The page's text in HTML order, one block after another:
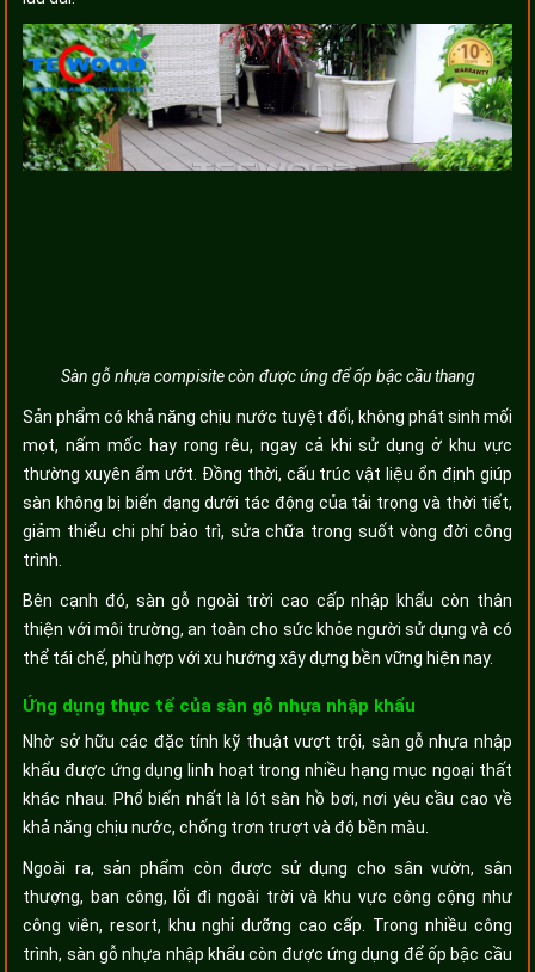
Sàn gỗ nhựa compisite còn được ứng để ốp bậc cầu thang
Sản phẩm có khả năng chịu nước tuyệt đối, không phát sinh mối
mọt, nấm mốc hay rong rêu, ngay cả khi sử dụng ở khu vực
thường xuyên ẩm ướt. Đồng thời, cấu trúc vật liệu ổn định giúp
sàn không bị biến dạng dưới tác động của tải trọng và thời tiết,
giảm thiểu chi phí bảo trì, sửa chữa trong suốt vòng đời công
trình.
Bên cạnh đó, sàn gỗ ngoài trời cao cấp nhập khẩu còn thân
thiện với môi trường, an toàn cho sức khỏe người sử dụng và có
thể tái chế, phù hợp với xu hướng xây dựng bền vững hiện nay.
Ứng dụng thực tế của sàn gỗ nhựa nhập khẩu
Nhờ sở hữu các đặc tính kỹ thuật vượt trội, sàn gỗ nhựa nhập
khẩu được ứng dụng linh hoạt trong nhiều hạng mục ngoại thất
khác nhau. Phổ biến nhất là lót sàn hồ bơi, nơi yêu cầu cao về
khả năng chịu nước, chống trơn trượt và độ bền màu.
Ngoài ra, sản phẩm còn được sử dụng cho sân vườn, sân
thượng, ban công, lối đi ngoài trời và khu vực công cộng như
công viên, resort, khu nghỉ dưỡng cao cấp. Trong nhiều công
trình, sàn gỗ nhựa nhập khẩu còn được ứng dụng để ốp bậc cầu